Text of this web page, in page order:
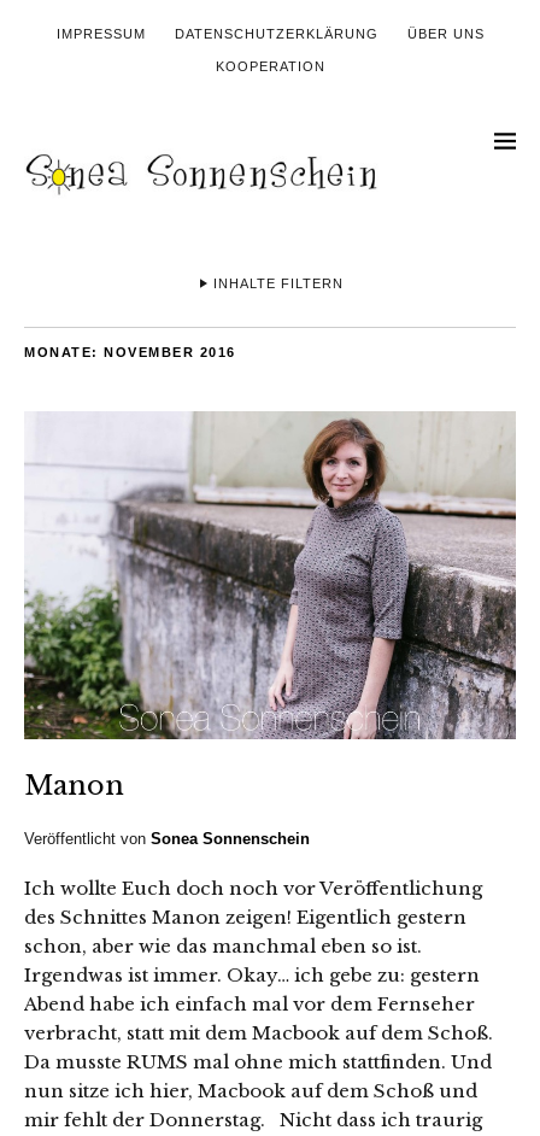
IMPRESSUM DATENSCHUTZERKLÄRUNG ÜBER UNS
KOOPERATION
INHALTE FILTERN
MONATE: NOVEMBER 2016
Manon
Veröffentlicht von Sonea Sonnenschein
Ich wollte Euch doch noch vor Veröffentlichung
des Schnittes Manon zeigen! Eigentlich gestern
schon, aber wie das manchmal eben so ist.
Irgendwas ist immer. Okay… ich gebe zu: gestern
Abend habe ich einfach mal vor dem Fernseher
verbracht, statt mit dem Macbook auf dem Schoß.
Da musste RUMS mal ohne mich stattfinden. Und
nun sitze ich hier, Macbook auf dem Schoß und
mir fehlt der Donnerstag. Nicht dass ich traurig